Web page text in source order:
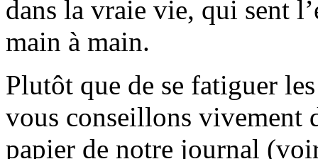
dans la vraie vie, qui sent
main à main.
Plutôt que de se fatiguer
vous conseillons vivement
papier de notre journal